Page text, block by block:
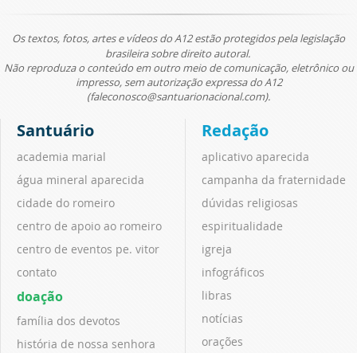
Os textos, fotos, artes e vídeos do A12 estão protegidos pela legislação
brasileira sobre direito autoral.
Não reproduza o conteúdo em outro meio de comunicação, eletrônico ou
impresso, sem autorização expressa do A12
(faleconosco@santuarionacional.com).
Santuário
academia marial
água mineral aparecida
cidade do romeiro
centro de apoio ao romeiro
centro de eventos pe. vitor
contato
doação
família dos devotos
história de nossa senhora
Redação
aplicativo aparecida
campanha da fraternidade
dúvidas religiosas
espiritualidade
igreja
infográficos
libras
notícias
orações